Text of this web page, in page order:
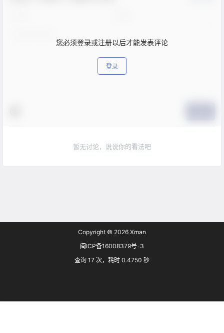
您必须登录或注册以后才能发表评论
登录
暂无讨论，说说你的看法吧
Copyright © 2026 Xman
闽ICP备16008379号-3
查询 17 次，耗时 0.4750 秒